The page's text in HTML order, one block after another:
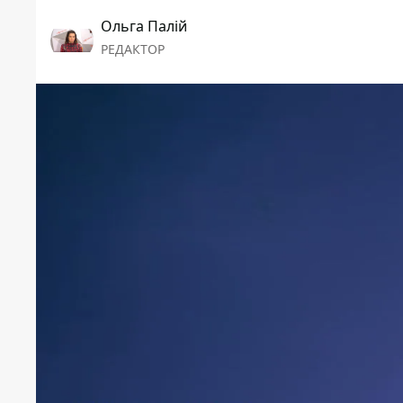
Ольга Палій
РЕДАКТОР